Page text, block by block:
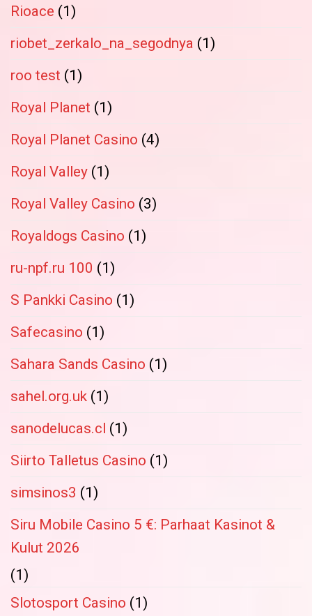
Rioace (1)
riobet_zerkalo_na_segodnya (1)
roo test (1)
Royal Planet (1)
Royal Planet Casino (4)
Royal Valley (1)
Royal Valley Casino (3)
Royaldogs Casino (1)
ru-npf.ru 100 (1)
S Pankki Casino (1)
Safecasino (1)
Sahara Sands Casino (1)
sahel.org.uk (1)
sanodelucas.cl (1)
Siirto Talletus Casino (1)
simsinos3 (1)
Siru Mobile Casino 5 €: Parhaat Kasinot &
Kulut 2026
(1)
Slotosport Casino (1)